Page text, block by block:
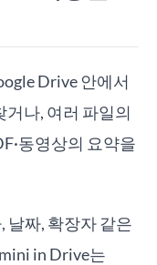
Drive 안에서
나, 여러 파일의
동영상의 요약을
날짜, 확장자 같은
in Drive는